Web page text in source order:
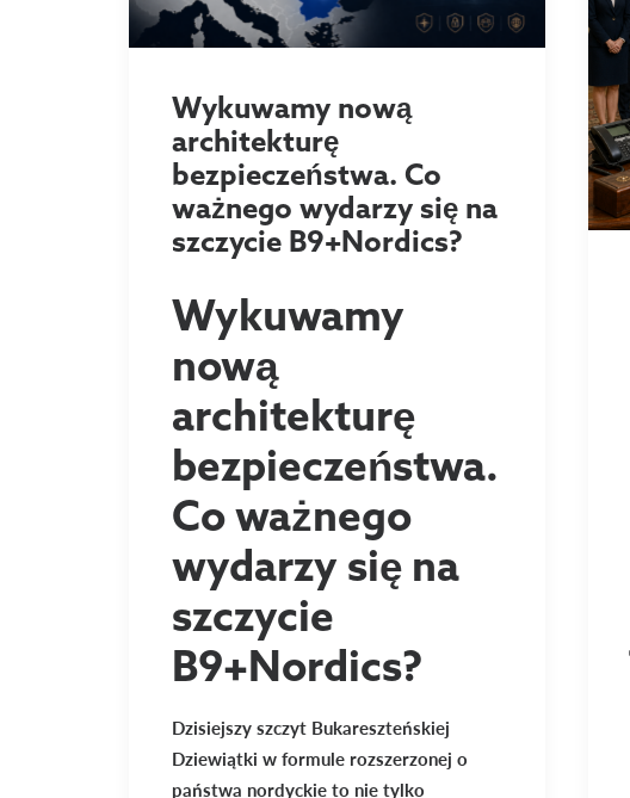
Wykuwamy nową
architekturę
bezpieczeństwa. Co
ważnego wydarzy się na
szczycie B9+Nordics?
Wykuwamy
nową
architekturę
bezpieczeństwa.
Co ważnego
wydarzy się na
szczycie
B9+Nordics?
Dzisiejszy szczyt Bukareszteńskiej
Dziewiątki w formule rozszerzonej o
państwa nordyckie to nie tylko